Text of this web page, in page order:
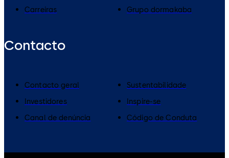
Carreiras
Grupo dormakaba
Contacto
Contacto geral
Sustentabilidade
Investidores
Inspire-se
Canal de denúncia
Código de Conduta